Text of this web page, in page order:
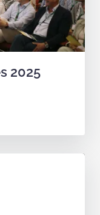
2025